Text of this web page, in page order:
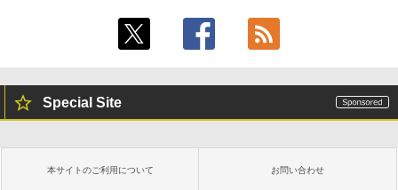
るさ自動調整、色調調節ライト、12週間
持続バッテリー、広告なし、メタリック
ブラック
￥27,980
ンチディスプレイ、色調調節ライト、12
週間持続バッテリー、広告なし、ブラッ
Special Site
本サイトのご利用について お問い合わせ